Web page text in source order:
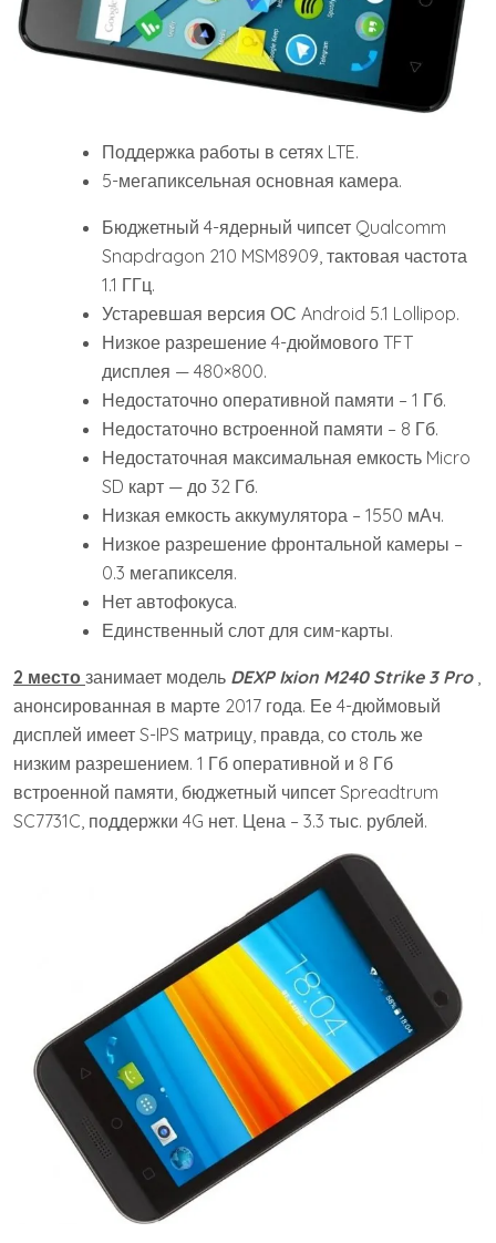
Поддержка работы в сетях LTE.
5-мегапиксельная основная камера.
Бюджетный 4-ядерный чипсет Qualcomm
Snapdragon 210 MSM8909, тактовая частота
1.1 ГГц.
Устаревшая версия ОС Android 5.1 Lollipop.
Низкое разрешение 4-дюймового TFT
дисплея — 480×800.
Недостаточно оперативной памяти – 1 Гб.
Недостаточно встроенной памяти – 8 Гб.
Недостаточная максимальная емкость Micro
SD карт — до 32 Гб.
Низкая емкость аккумулятора – 1550 мАч.
Низкое разрешение фронтальной камеры –
0.3 мегапикселя.
Нет автофокуса.
Единственный слот для сим-карты.
2 место занимает модель DEXP Ixion M240 Strike 3 Pro
анонсированная в марте 2017 года. Ее 4-дюймовый
дисплей имеет S-IPS матрицу, правда, со столь же
низким разрешением. 1 Гб оперативной и 8 Гб
встроенной памяти, бюджетный чипсет Spreadtrum
SC7731C, поддержки 4G нет. Цена – 3.3 тыс. рублей.